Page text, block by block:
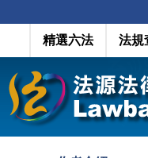
精選六法 法規